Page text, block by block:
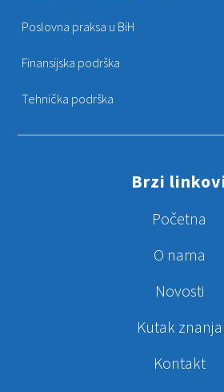
Poslovna praksa u BiH
Finansijska podrška
Tehnička podrška
Brzi
Početna
O nama
Novosti
Kutak znanja
Kontakt